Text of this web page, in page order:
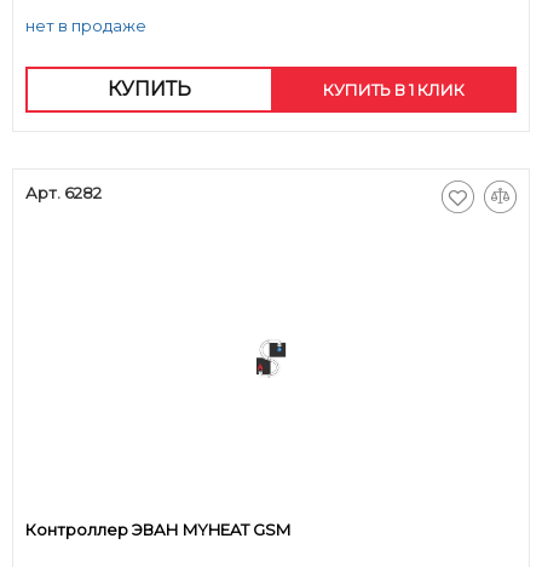
нет в продаже
КУПИТЬ КУПИТЬ В 1 КЛИК
Арт. 6282
Контроллер ЭВАН MYHEAT GSM